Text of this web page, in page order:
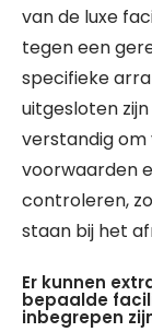
van de luxe
tegen een
specifieke
uitgesloten
verstandig om
voorwaarden
controleren,
staan bij het
Er kunnen
bepaalde
inbegrepen